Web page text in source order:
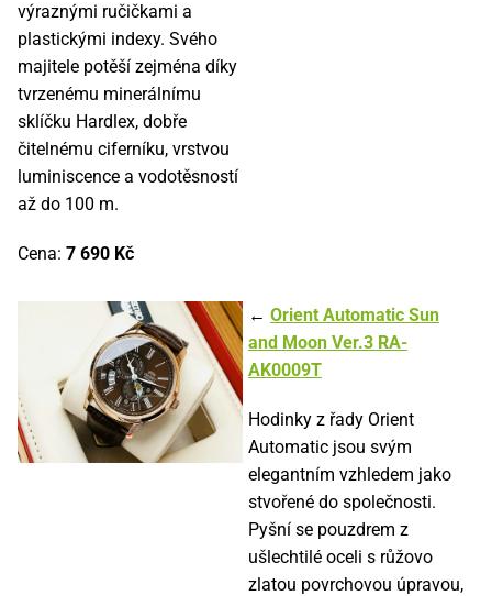
výraznými ručičkami a
plastickými indexy. Svého
majitele potěší zejména díky
tvrzenému minerálnímu
sklíčku Hardlex, dobře
čitelnému ciferníku, vrstvou
luminiscence a vodotěsností
až do 100 m.
Cena: 7 690 Kč
← Orient Automatic Sun
and Moon Ver.3 RA-
AK0009T
Hodinky z řady Orient
Automatic jsou svým
elegantním vzhledem jako
stvořené do společnosti.
Pyšní se pouzdrem z
ušlechtilé oceli s růžovo
zlatou povrchovou úpravou,